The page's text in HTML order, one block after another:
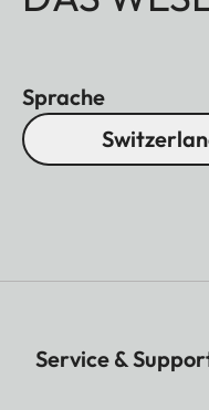
gerne.
Sprache
Service &